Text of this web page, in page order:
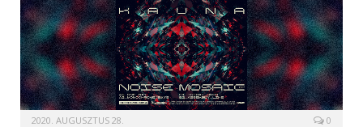
2020. AUGUSZTUS 28. 0